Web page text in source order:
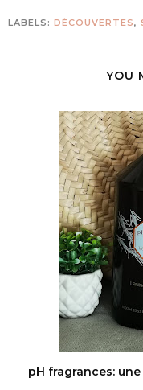
LABELS: DÉCOUVERTES,
YOU
pH fragrances: